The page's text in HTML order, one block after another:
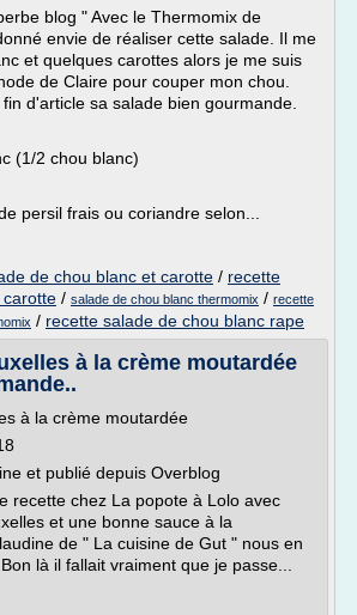
blog " Avec le Thermomix de
envie de réaliser cette salade. Il me
et quelques carottes alors je me suis
de Claire pour couper mon chou.
d'article sa salade bien gourmande.
(1/2 chou blanc)
persil frais ou coriandre selon...
de chou blanc et carotte / recette
/ salade de chou blanc thermomix / recette
/ recette salade de chou blanc rape
à la crème moutardée
à la crème moutardée
et publié depuis Overblog
recette chez La popote à Lolo avec
et une bonne sauce à la
de " La cuisine de Gut " nous en
là il fallait vraiment que je passe...